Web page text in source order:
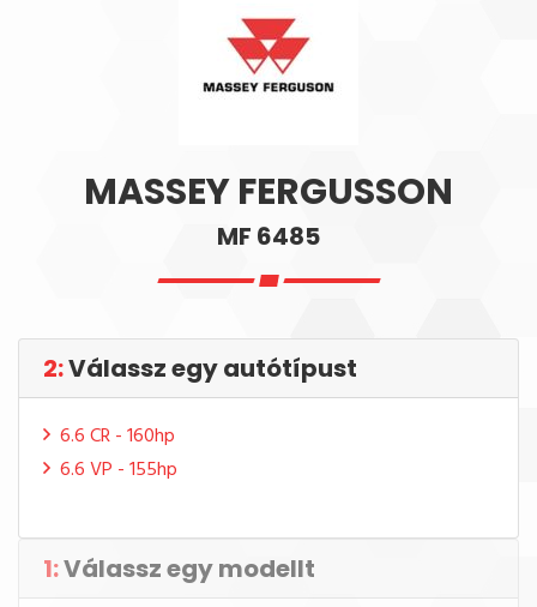
MASSEY FERGUSSON
MF 6485
1:Válassz egy modellt
2:Válassz egy autótípust
6.6 CR - 160hp
6.6 VP - 155hp